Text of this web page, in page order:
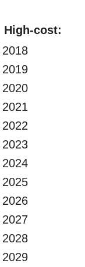
High-cost:
2018
2019
2020
2021
2022
2023
2024
2025
2026
2027
2028
2029